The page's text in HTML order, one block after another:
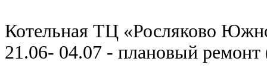
Котельная ТЦ «Росляково
21.06- 04.07 - плановый ремонт